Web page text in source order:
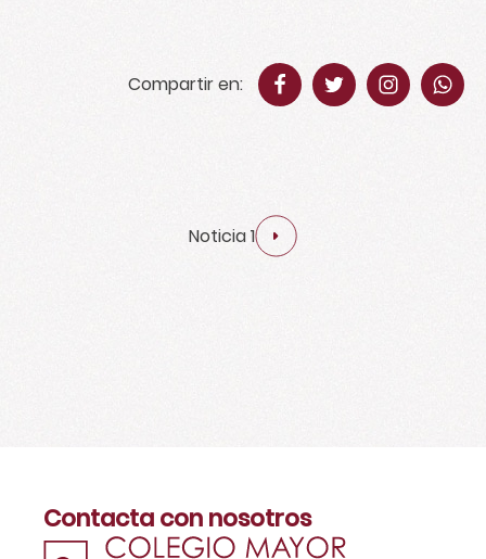
Compartir en:
Noticia 1
Contacta con nosotros